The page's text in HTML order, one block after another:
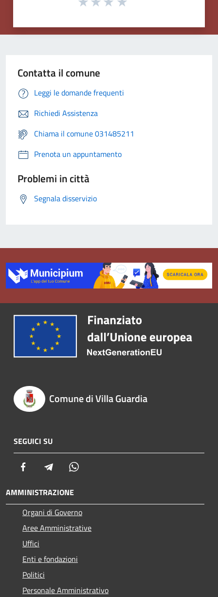
Contatta il comune
Leggi le domande frequenti
Richiedi Assistenza
Chiama il comune 031485211
Prenota un appuntamento
Problemi in città
Segnala disservizio
Comune di Villa Guardia
SEGUICI SU
Facebook Telegram
AMMINISTRAZIONE
Organi di Governo
Aree Amministrative
Uffici
Enti e fondazioni
Politici
Personale Amministrativo